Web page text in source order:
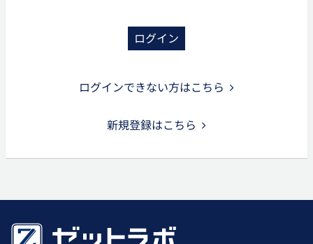
ログイン
ログインできない方はこちら
新規登録はこちら